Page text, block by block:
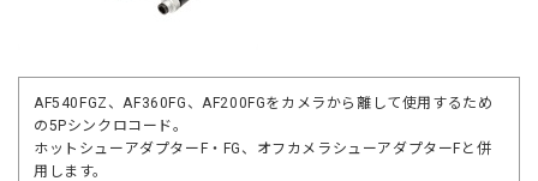
AF540FGZ、AF360FG、AF200FGをカメラから離して使用するため
の5Pシンクロコード。
ホットシューアダプターF・FG、オフカメラシューアダプターFと併
用します。